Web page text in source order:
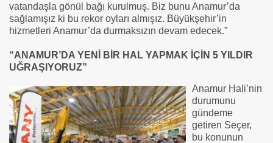
vatandaşla gönül bağı kurulmuş. Biz bunu Anamur’da
sağlamışız ki bu rekor oyları almışız. Büyükşehir’in
hizmetleri Anamur’da durmaksızın devam edecek.”
“ANAMUR’DA YENİ BİR HAL YAPMAK İÇİN 5 YILDIR
UĞRAŞIYORUZ”
Anamur Hali’nin
durumunu
gündeme
getiren Seçer,
bu konunun